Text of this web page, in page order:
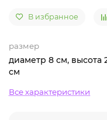
В избранное
размер
диаметр 8 см, высота
см
Все характеристики